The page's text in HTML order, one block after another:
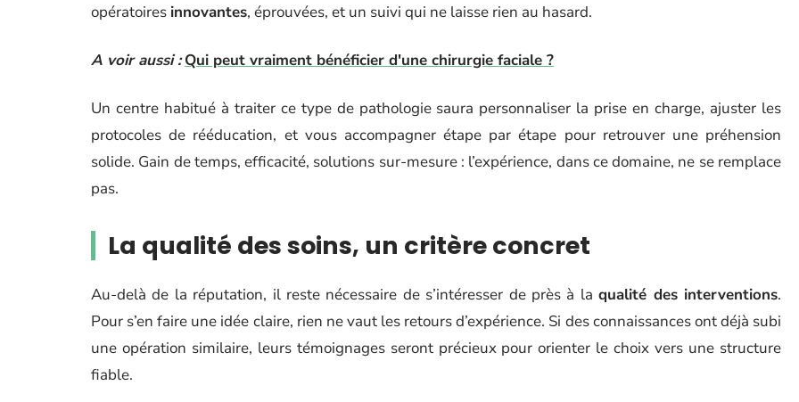
opératoires innovantes, éprouvées, et un suivi qui ne laisse rien au hasard.
A voir aussi : Qui peut vraiment bénéficier d'une chirurgie faciale ?
Un centre habitué à traiter ce type de pathologie saura personnaliser la prise en charge, ajuster les
protocoles de rééducation, et vous accompagner étape par étape pour retrouver une préhension
solide. Gain de temps, efficacité, solutions sur-mesure : l’expérience, dans ce domaine, ne se remplace
pas.
La qualité des soins, un critère concret
Au-delà de la réputation, il reste nécessaire de s’intéresser de près à laqualité des interventions.
Pour s’en faire une idée claire, rien ne vaut les retours d’expérience. Si des connaissances ont déjà subi
une opération similaire, leurs témoignages seront précieux pour orienter le choix vers une structure
fiable.